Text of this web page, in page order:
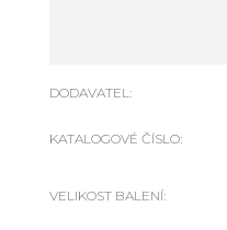
DODAVATEL:
KATALOGOVÉ ČÍSLO:
VELIKOST BALENÍ: